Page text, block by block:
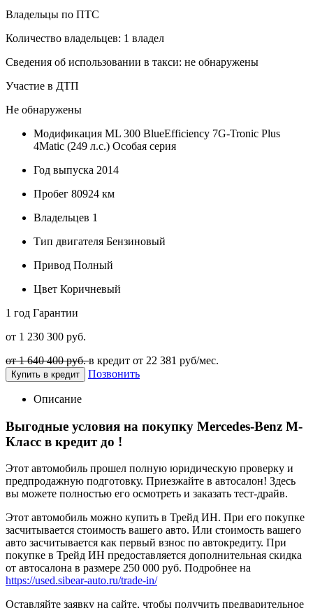
Владельцы по ПТС
Количество владельцев: 1 владел
Сведения об использовании в такси: не обнаружены
Участие в ДТП
Не обнаружены
Модификация ML 300 BlueEfficiency 7G-Tronic Plus
4Matic (249 л.с.) Особая серия
Год выпуска 2014
Пробег 80924 км
Владельцев 1
Тип двигателя Бензиновый
Привод Полный
Цвет Коричневый
1 год Гарантии
от 1 230 300 руб.
от 1 640 400 руб.в кредит от 22 381 руб/мес.
Купить в кредит Позвонить
Описание
Выгодные условия на покупку Mercedes-Benz M-
Класс в кредит до !
Этот автомобиль прошел полную юридическую проверку и
предпродажную подготовку. Приезжайте в автосалон! Здесь
вы можете полностью его осмотреть и заказать тест-драйв.
Этот автомобиль можно купить в Трейд ИН. При его покупке
засчитывается стоимость вашего авто. Или стоимость вашего
авто засчитывается как первый взнос по автокредиту. При
покупке в Трейд ИН предоставляется дополнительная скидка
от автосалона в размере 250 000 руб. Подробнее на
https://used.sibear-auto.ru/trade-in/
Оставляйте заявку на сайте, чтобы получить предварительное